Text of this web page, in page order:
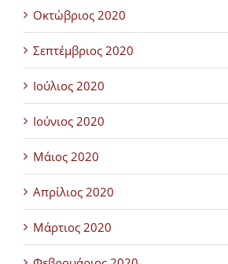
Οκτώβριος 2020
Σεπτέμβριος 2020
Ιούλιος 2020
Ιούνιος 2020
Μάιος 2020
Απρίλιος 2020
Μάρτιος 2020